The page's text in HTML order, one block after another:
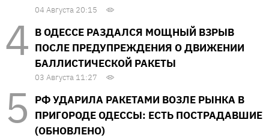
04 Августа 20:15
В ОДЕССЕ РАЗДАЛСЯ МОЩНЫЙ ВЗРЫВ
ПОСЛЕ ПРЕДУПРЕЖДЕНИЯ О ДВИЖЕНИИ
БАЛЛИСТИЧЕСКОЙ РАКЕТЫ
03 Августа 11:27
РФ УДАРИЛА РАКЕТАМИ ВОЗЛЕ РЫНКА В
ПРИГОРОДЕ ОДЕССЫ: ЕСТЬ ПОСТРАДАВШИЕ
(ОБНОВЛЕНО)